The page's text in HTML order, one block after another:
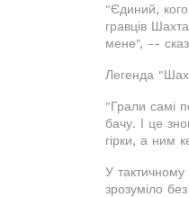
"Єдиний,
гравців
мене", --
Легенда
"Грали самі
бачу. І це
гірки, а ним
У тактичному
зрозуміло